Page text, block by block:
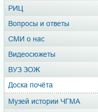
РИЦ
Вопросы и ответы
СМИ о нас
Видеосюжеты
ВУЗ ЗОЖ
Доска почёта
Музей истории ЧГМА